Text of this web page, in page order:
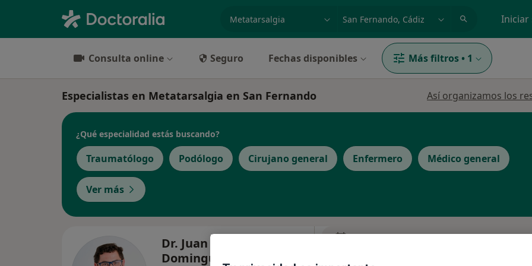
Iniciar
Consulta online Seguro Fechas disponibles Más filtros • 1
Especialistas en Metatarsalgia en San Fernando Así organizamos los
¿Qué especialidad estás buscando?
Traumatólogo Podólogo Cirujano general Enfermero Médico general
Ver más
Dr. Juan Francisco
Dominguez Bermudez
La reserva de cita online no está